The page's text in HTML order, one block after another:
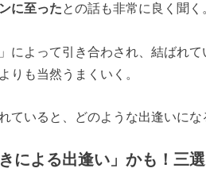
に至ったとの話も非常に良く聞く
によって引き合わされ、結ばれ
りも当然うまくいく。
ていると、どのような出逢いにな
による出逢い」かも！三選